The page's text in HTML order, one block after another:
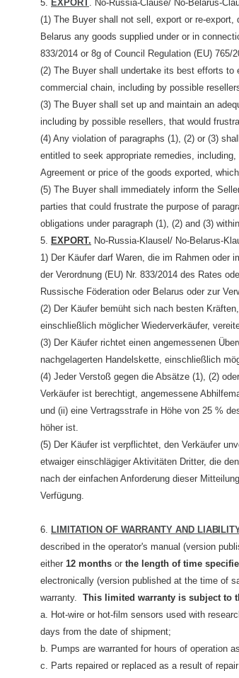
5. EXPORT. No-Russia-Clause/ No-Belarus-
(1) The Buyer shall not sell, export or re-
Belarus any goods supplied under or in
833/2014 or 8g of Council Regulation (EU) 765/
(2) The Buyer shall undertake its best efforts to
commercial chain, including by possible
(3) The Buyer shall set up and maintain an
including by possible resellers, that would
(4) Any violation of paragraphs (1), (2) or (3)
entitled to seek appropriate remedies,
Agreement or price of the goods exported,
(5) The Buyer shall immediately inform the
parties that could frustrate the purpose of
obligations under paragraph (1), (2) and (3)
5. EXPORT. No-Russia-Klausel/ No-Belarus-
1) Der Käufer darf Waren, die im Rahmen oder
der Verordnung (EU) Nr. 833/2014 des Rates
Russische Föderation oder Belarus oder zur
(2) Der Käufer bemüht sich nach besten
einschließlich möglicher Wiederverkäufer,
(3) Der Käufer richtet einen angemessenen
nachgelagerten Handelskette, einschließlich
(4) Jeder Verstoß gegen die Absätze (1), (2)
Verkäufer ist berechtigt, angemessene
und (ii) eine Vertragsstrafe in Höhe von 25 %
höher ist.
(5) Der Käufer ist verpflichtet, den Verkäufer
etwaiger einschlägiger Aktivitäten Dritter, die
nach der einfachen Anforderung dieser
Verfügung.
6. LIMITATION OF WARRANTY AND
described in the operator's manual (version
either 12 months or the length of time
electronically (version published at the time of
warranty. This limited warranty is subject to
a. Hot-wire or hot-film sensors used with
days from the date of shipment;
b. Pumps are warranted for hours of operation
c. Parts repaired or replaced as a result of